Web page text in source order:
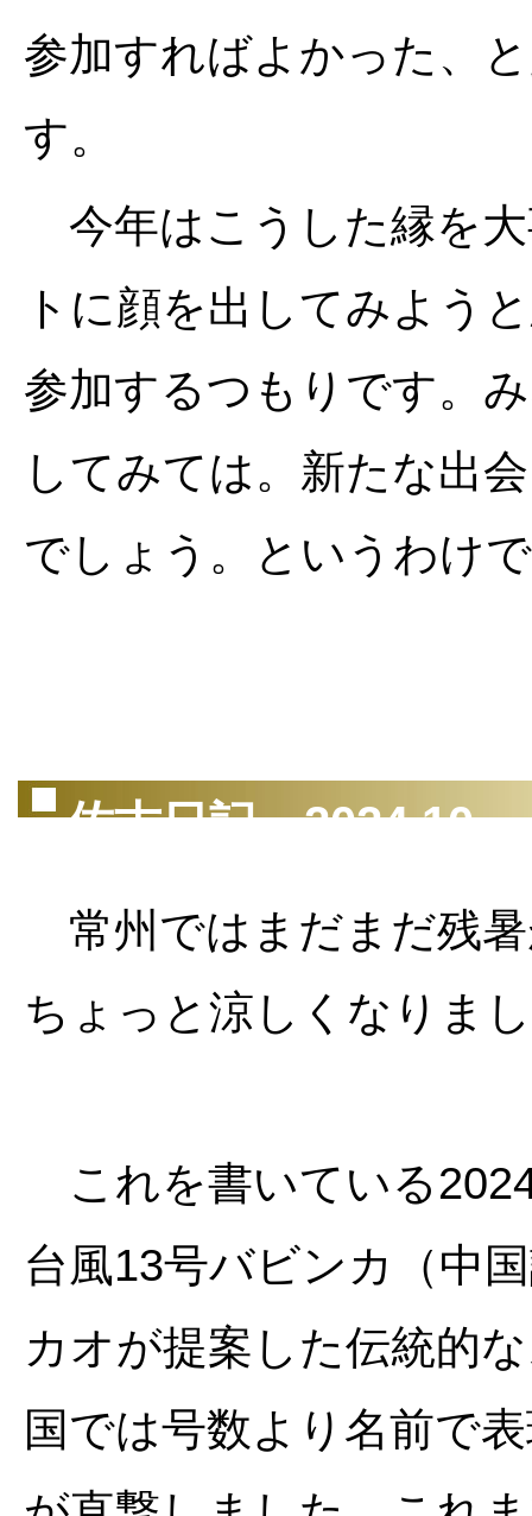
参加すればよかった、
す。
今年はこうした縁を
トに顔を出してみよう
参加するつもりです。
してみては。新たな出
でしょう。というわけ
佐古日記 2024.10
常州ではまだまだ残
ちょっと涼しくなりま
これを書いている
台風13号バビンカ（中
カオが提案した伝統的
国では号数より名前で